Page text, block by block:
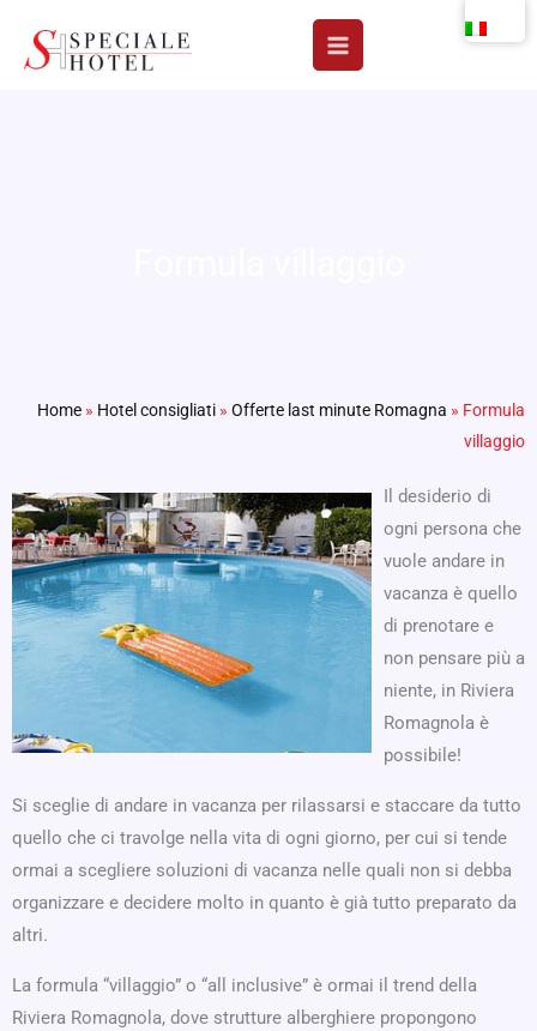
Home » Hotel consigliati » Offerte last minute Romagna » Formula
villaggio
Il desiderio di
ogni persona che
vuole andare in
vacanza è quello
di prenotare e
non pensare più a
niente, in Riviera
Romagnola è
possibile!
Si sceglie di andare in vacanza per rilassarsi e staccare da tutto
quello che ci travolge nella vita di ogni giorno, per cui si tende
ormai a scegliere soluzioni di vacanza nelle quali non si debba
organizzare e decidere molto in quanto è già tutto preparato da
altri.
La formula “villaggio” o “all inclusive” è ormai il trend della
Riviera Romagnola, dove strutture alberghiere propongono